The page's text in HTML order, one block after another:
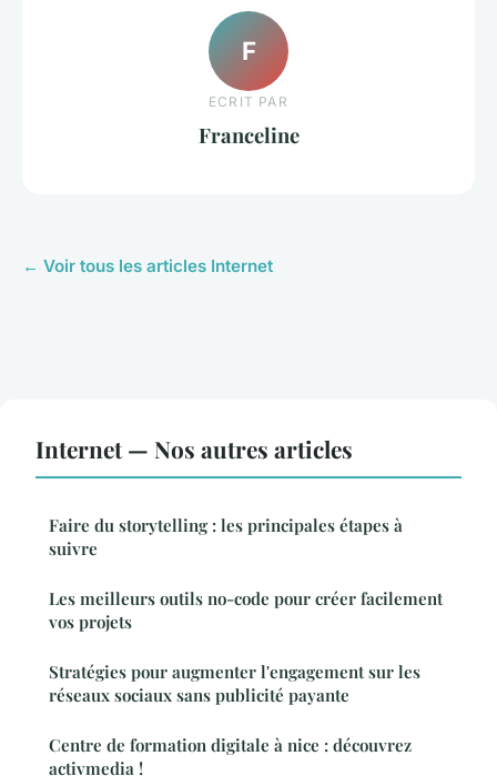
F
ECRIT PAR
Franceline
← Voir tous les articles Internet
Internet — Nos autres articles
Faire du storytelling : les principales étapes à
suivre
Les meilleurs outils no-code pour créer facilement
vos projets
Stratégies pour augmenter l'engagement sur les
réseaux sociaux sans publicité payante
Centre de formation digitale à nice : découvrez
activmedia !